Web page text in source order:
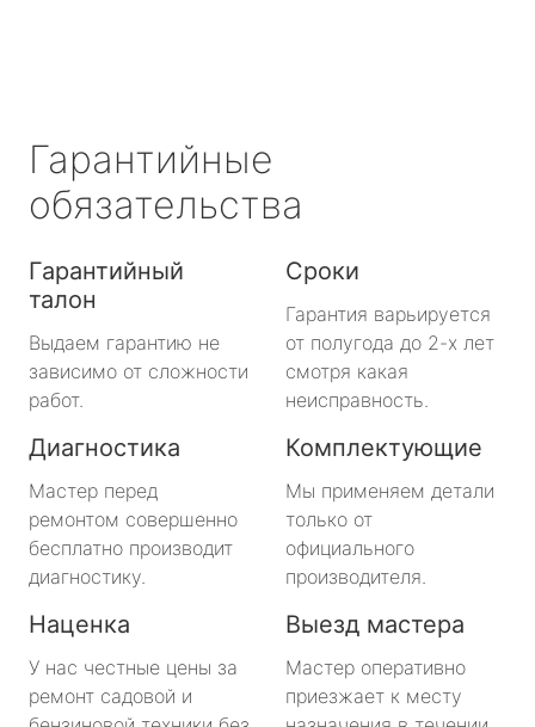
Гарантийные
обязательства
Гарантийный
талон
Выдаем гарантию не
зависимо от сложности
работ.
Сроки
Гарантия варьируется
от полугода до 2-х лет
смотря какая
неисправность.
Диагностика
Мастер перед
ремонтом совершенно
бесплатно производит
диагностику.
Комплектующие
Мы применяем детали
только от
официального
производителя.
Наценка
У нас честные цены за
ремонт садовой и
Выезд мастера
Мастер оперативно
приезжает к месту